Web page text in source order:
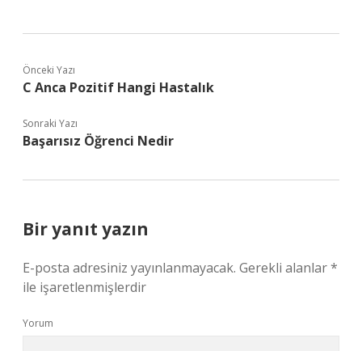
Önceki Yazı
C Anca Pozitif Hangi Hastalık
Sonraki Yazı
Başarısız Öğrenci Nedir
Bir yanıt yazın
E-posta adresiniz yayınlanmayacak. Gerekli alanlar*
ile işaretlenmişlerdir
Yorum